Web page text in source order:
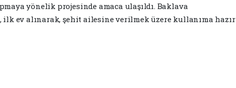
yönelik projesinde amaca ulaşıldı. Baklava
ilk ev alınarak, şehit ailesine verilmek üzere kullanıma hazır